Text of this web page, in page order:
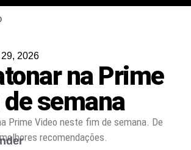
2026
na Prime
semana
Prime Video neste fim de semana. De
recomendações.